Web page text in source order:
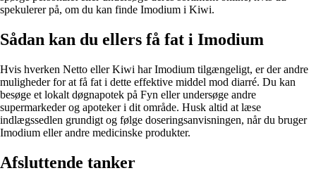
spekulerer på, om du kan finde Imodium i Kiwi.
Sådan kan du ellers få fat i Imodium
Hvis hverken Netto eller Kiwi har Imodium tilgængeligt, er der andre
muligheder for at få fat i dette effektive middel mod diarré. Du kan
besøge et lokalt døgnapotek på Fyn eller undersøge andre
supermarkeder og apoteker i dit område. Husk altid at læse
indlægssedlen grundigt og følge doseringsanvisningen, når du bruger
Imodium eller andre medicinske produkter.
Afsluttende tanker